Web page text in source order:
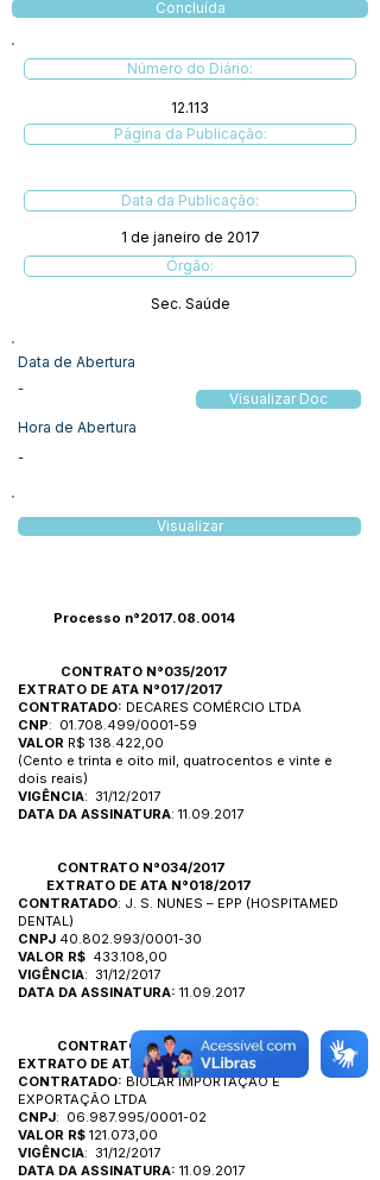
Concluída
Número do Diário:
12.113
Página da Publicação:
Data da Publicação:
1 de janeiro de 2017
Órgão:
Sec. Saúde
Data de Abertura
-
Hora de Abertura
-
Visualizar Doc
Visualizar
Processo n°2017.08.0014
CONTRATO N°035/2017
EXTRATO DE ATA N°017/2017
CONTRATADO: DECARES COMÉRCIO LTDA
CNP: 01.708.499/0001-59
VALOR R$ 138.422,00
(Cento e trinta e oito mil, quatrocentos e vinte e
dois reais)
VIGÊNCIA: 31/12/2017
DATA DA ASSINATURA: 11.09.2017
CONTRATO N°034/2017
EXTRATO DE ATA N°018/2017
CONTRATADO: J. S. NUNES – EPP (HOSPITAMED
DENTAL)
CNPJ 40.802.993/0001-30
VALOR R$ 433.108,00
VIGÊNCIA: 31/12/2017
DATA DA ASSINATURA: 11.09.2017
CONTRATO N°033/2017
EXTRATO DE ATA N°016/2017
CONTRATADO: BIOLAR IMPORTAÇÃO E
EXPORTAÇÃO LTDA
CNPJ: 06.987.995/0001-02
VALOR R$ 121.073,00
VIGÊNCIA: 31/12/2017
DATA DA ASSINATURA: 11.09.2017